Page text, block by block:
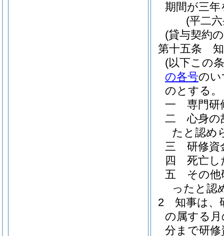
期間が三
(平二
(貸与契約
第十五条
(以下この
の各号のい
のとする。
一
専門研
二
心身の
たと認め
三
研修資
四
死亡し
五
その
ったと認
2
知事は、
の属する
分まで研